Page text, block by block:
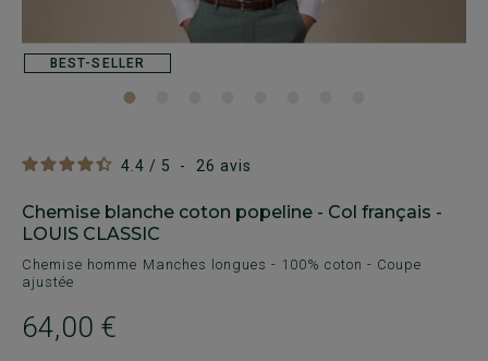
4.4 / 5 - 26 avis
Chemise blanche coton popeline - Col français -
LOUIS CLASSIC
Chemise homme Manches longues - 100% coton - Coupe
ajustée
64,00 €
BEST-SELLER